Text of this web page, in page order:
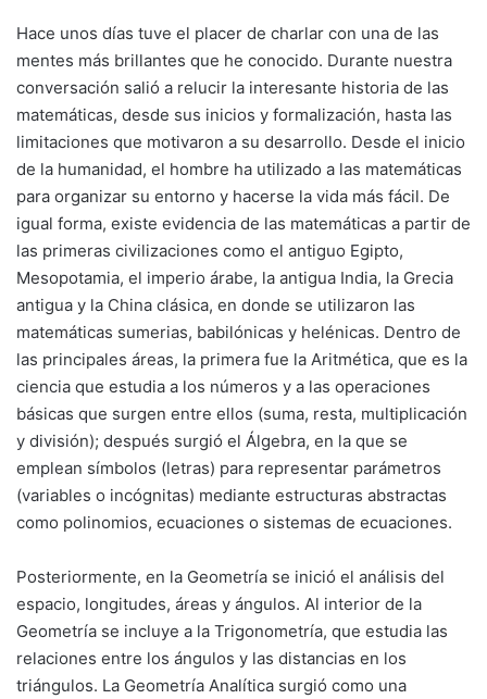
Hace unos días tuve el placer de charlar con una de las
mentes más brillantes que he conocido. Durante nuestra
conversación salió a relucir la interesante historia de las
matemáticas, desde sus inicios y formalización, hasta las
limitaciones que motivaron a su desarrollo. Desde el inicio
de la humanidad, el hombre ha utilizado a las matemáticas
para organizar su entorno y hacerse la vida más fácil. De
igual forma, existe evidencia de las matemáticas a partir de
las primeras civilizaciones como el antiguo Egipto,
Mesopotamia, el imperio árabe, la antigua India, la Grecia
antigua y la China clásica, en donde se utilizaron las
matemáticas sumerias, babilónicas y helénicas. Dentro de
las principales áreas, la primera fue la Aritmética, que es la
ciencia que estudia a los números y a las operaciones
básicas que surgen entre ellos (suma, resta, multiplicación
y división); después surgió el Álgebra, en la que se
emplean símbolos (letras) para representar parámetros
(variables o incógnitas) mediante estructuras abstractas
como polinomios, ecuaciones o sistemas de ecuaciones.
Posteriormente, en la Geometría se inició el análisis del
espacio, longitudes, áreas y ángulos. Al interior de la
Geometría se incluye a la Trigonometría, que estudia las
relaciones entre los ángulos y las distancias en los
triángulos. La Geometría Analítica surgió como una